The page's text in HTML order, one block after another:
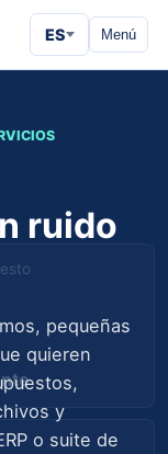
ES Menú
ruido
pequeñas
quieren
y
o suite de